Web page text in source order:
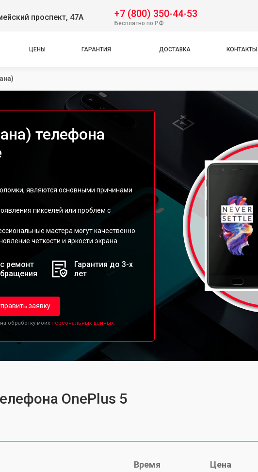
проспект, 47А +7 (800) 350-44-53
Бесплатно по РФ
ЦЕНЫ ГАРАНТИЯ ДОСТАВКА КОНТАКТЫ
телефона
являются основными причинами
пикселей или проблем с
мастера могут качественно
четкости и яркости экрана.
ремонт
Гарантия до 3-х
лет
заявку
обработку моих персональных данных.
OnePlus 5
Время Цена